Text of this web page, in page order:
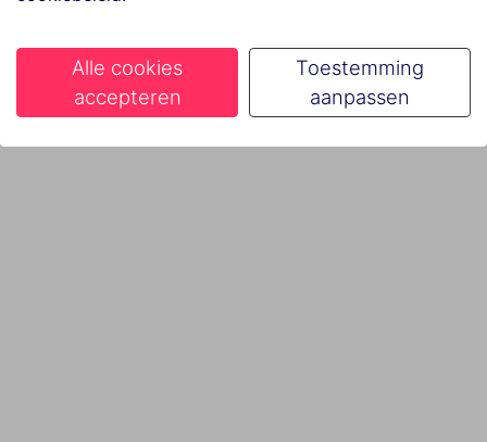
Alle cookies
accepteren
Toestemming
aanpassen